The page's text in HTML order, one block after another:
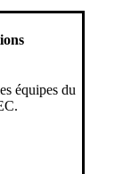
équipes du